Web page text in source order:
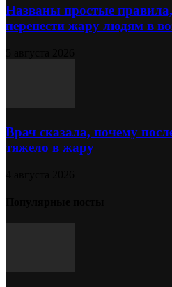
Названы простые
перенести жару людям в
Врач сказала, почему
тяжело в жару